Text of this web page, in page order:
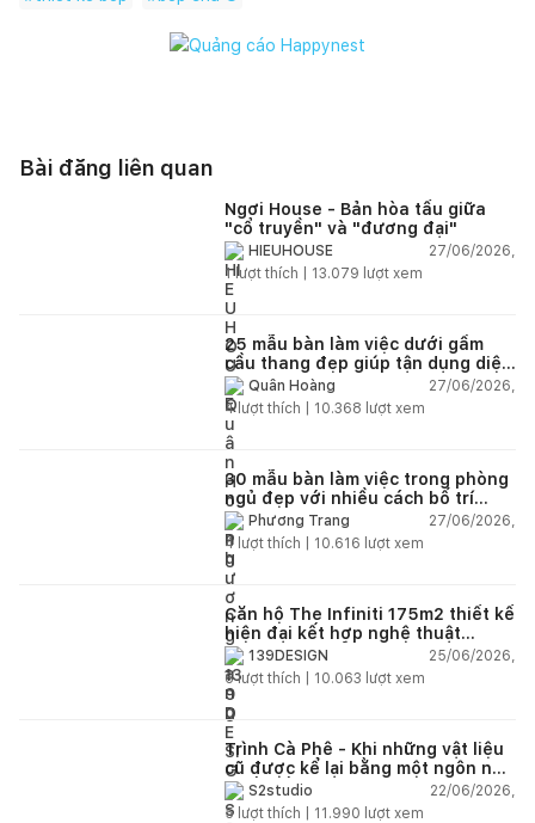
Bài đăng liên quan
Ngơi House - Bản hòa tấu giữa
"cổ truyền" và "đương đại"
HIEUHOUSE
27/06/2026,
1lượt thích | 13.079 lượt xem
25 mẫu bàn làm việc dưới gầm
cầu thang đẹp giúp tận dụng diện
tích tưởng chừng bị bỏ quên
Quân Hoàng
27/06/2026,
4lượt thích | 10.368 lượt xem
30 mẫu bàn làm việc trong phòng
ngủ đẹp với nhiều cách bố trí
thông minh cho mọi diện tích
Phương Trang
27/06/2026,
4 lượt thích | 10.616 lượt xem
Căn hộ The Infiniti 175m2 thiết kế
hiện đại kết hợp nghệ thuật
Modern Art đầy cảm xúc
139DESIGN
25/06/2026,
6lượt thích | 10.063 lượt xem
Trình Cà Phê - Khi những vật liệu
cũ được kể lại bằng một ngôn ngữ
thiết kế mới
S2studio
22/06/2026,
5 lượt thích | 11.990 lượt xem